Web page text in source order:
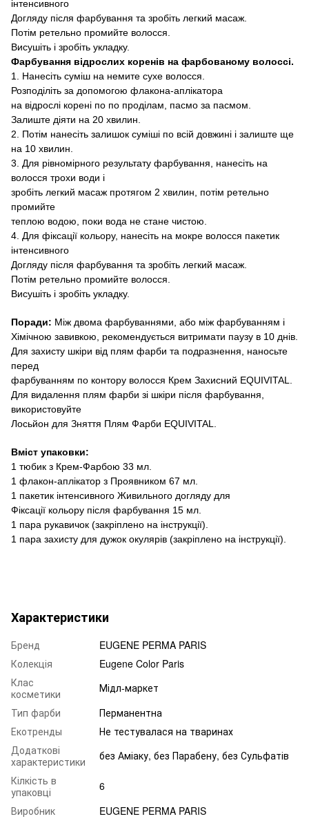
інтенсивного
Догляду після фарбування та зробіть легкий масаж.
Потім ретельно промийте волосся
Висушіть і зробіть укладку.
Фарбування відрослих коренів на фарбованому волоссі.
1. Нанесіть суміш на немите сухе волосся
Розподіліть за допомогою флакона-аплікатора
на відрослі корені по по проділам, пасмо за пасмом
Залиште діяти на 20 хвилин
2. Потім нанесіть залишок суміші по всій довжині і залиште ще
на 10 хвилин
3. Для рівномірного результату фарбування,
нанесіть на
волосся трохи води і
зробіть легкий масаж протягом 2 хвилин
потім ретельно
промийте
теплою водою, поки вода не стане чистою.
4. Для фіксації кольору, нанесіть на мокре волосся пакетик
інтенсивного
Догляду після фарбування та зробіть легкий масаж.
Потім ретельно промийте волосся
Висушіть і зробіть укладку.
Поради: Між двома фарбуваннями, або між фарбуванням і
Хімічною завивкою
рекомендується витримати паузу в 10 днів
Для захисту шкіри від плям фарби та подразнення,
наносьте
перед
фарбуванням по контору волосся Крем Захисний EQUIVITAL
Для видалення плям фарби зі шкіри після фарбування,
використовуйте
Лосьйон для Зняття Плям Фарби EQUIVITAL
Вміст упаковки:
1 тюбик з Крем-Фарбою 33 мл
1 флакон-аплікатор з Проявником 67 мл
1 пакетик інтенсивного Живильного догляду для
Фіксації кольору після фарбування 15 мл
1 пара рукавичок (закріплено на інструкції).
1 пара захисту для дужок окулярів (закріплено на інструкції).
Характеристики
Бренд
EUGENE PERMA PARIS
Колекція
Eugene Color Paris
Клас
косметики
Мідл-маркет
Тип фарби
Перманентна
Екотренды
Не тестувалася на тваринах
Додаткові
характеристики
без Аміаку, без Парабену, без Сульфатів
Кілкість в
упаковці
6
Виробник
EUGENE PERMA PARIS